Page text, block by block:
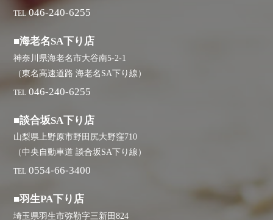
TEL 046-240-6255
■海老名SA下り店
神奈川県海老名市大谷南5-2-1
（東名高速道路 海老名SA下り線）
TEL 046-240-6255
■談合坂SA下り店
山梨県上野原市野田尻大野窪710
（中央自動車道 談合坂SA下り線）
TEL 0554-66-3400
■羽生PA下り店
埼玉県羽生市弥勒字三新田824